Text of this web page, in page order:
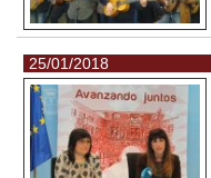
25/01/2018